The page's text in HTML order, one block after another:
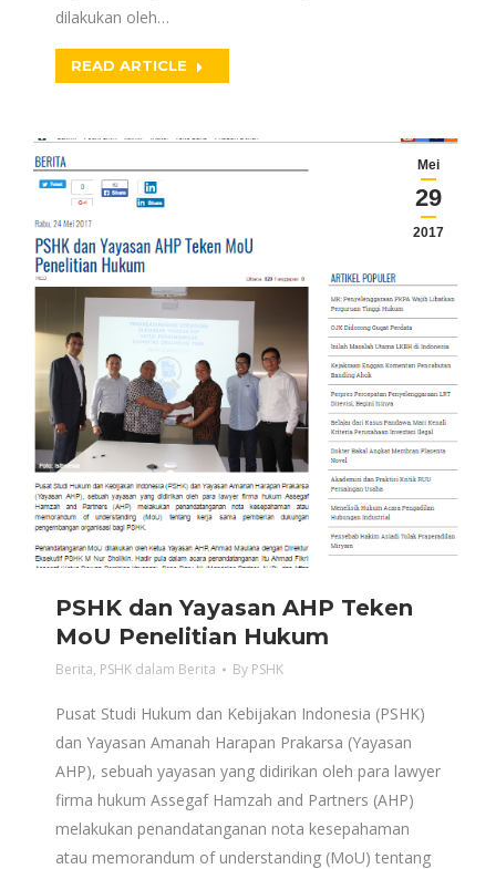
dilakukan oleh…
READ ARTICLE
Mei
29
2017
PSHK dan Yayasan AHP Teken
MoU Penelitian Hukum
Berita, PSHK dalam Berita By PSHK
Pusat Studi Hukum dan Kebijakan Indonesia (PSHK)
dan Yayasan Amanah Harapan Prakarsa (Yayasan
AHP), sebuah yayasan yang didirikan oleh para lawyer
firma hukum Assegaf Hamzah and Partners (AHP)
melakukan penandatanganan nota kesepahaman
atau memorandum of understanding (MoU) tentang